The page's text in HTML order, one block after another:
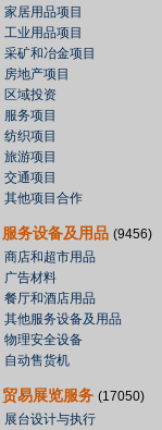
家居用品项目
工业用品项目
采矿和冶金项目
房地产项目
区域投资
服务项目
纺织项目
旅游项目
交通项目
其他项目合作
服务设备及用品 (9456)
商店和超市用品
广告材料
餐厅和酒店用品
其他服务设备及用品
物理安全设备
自动售货机
贸易展览服务 (17050)
展台设计与执行